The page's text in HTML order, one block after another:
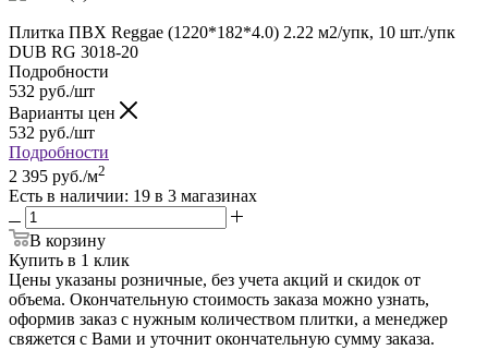
Плитка ПВХ Reggae (1220*182*4.0) 2.22 м2/упк, 10 шт./упк
DUB RG 3018-20
Подробности
532 руб./шт
Варианты цен
532 руб./шт
Подробности
2 395 руб./м2
Есть в наличии: 19 в 3 магазинах
В корзину
Купить в 1 клик
Цены указаны розничные, без учета акций и скидок от
объема. Окончательную стоимость заказа можно узнать,
оформив заказ с нужным количеством плитки, а менеджер
свяжется с Вами и уточнит окончательную сумму заказа.